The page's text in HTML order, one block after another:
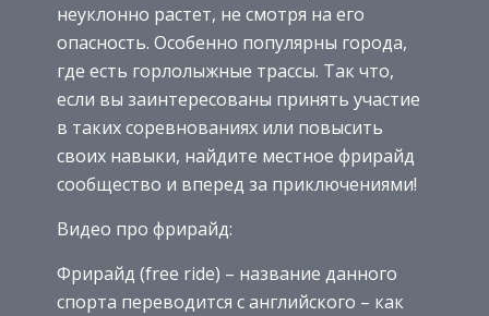
неуклонно растет, не смотря на его
опасность. Особенно популярны города,
где есть горлолыжные трассы. Так что,
если вы заинтересованы принять участие
в таких соревнованиях или повысить
своих навыки, найдите местное фрирайд
сообщество и вперед за приключениями!
Видео про фрирайд:
Фрирайд (free ride) – название данного
спорта переводится с английского – как